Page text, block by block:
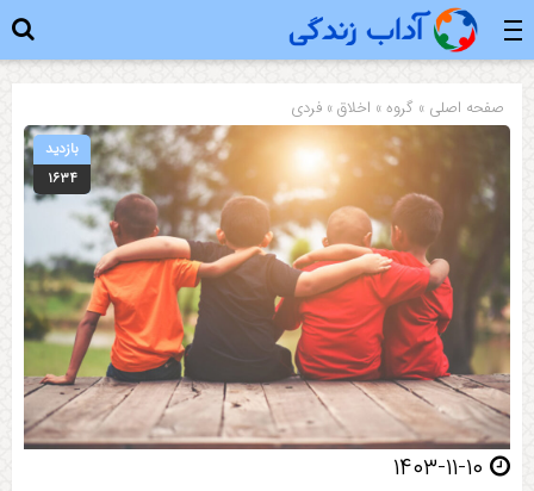
صفحه اصلی » گروه » اخلاق» فردی
بازدید
۱۶۳۴